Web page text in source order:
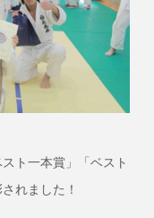
ト一本賞」「ベスト
れました！